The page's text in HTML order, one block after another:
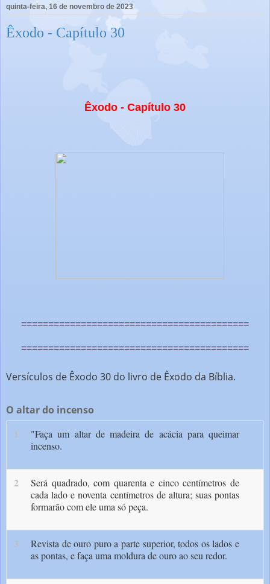
quinta-feira, 16 de novembro de 2023
Êxodo - Capítulo 30
Êxodo - Capítulo 30
==========================================
==========================================
Versículos de Êxodo 30 do livro de Êxodo da Bíblia.
O altar do incenso
1
"Faça um altar de madeira de acácia para queimar
incenso.
2
Será quadrado, com quarenta e cinco centímetros de
cada lado e noventa centímetros de altura; suas pontas
forma­rão com ele uma só peça.
3
Revista de ou­ro puro a parte superior, todos os lados e
as pontas, e faça uma moldura de ouro ao seu re­dor.